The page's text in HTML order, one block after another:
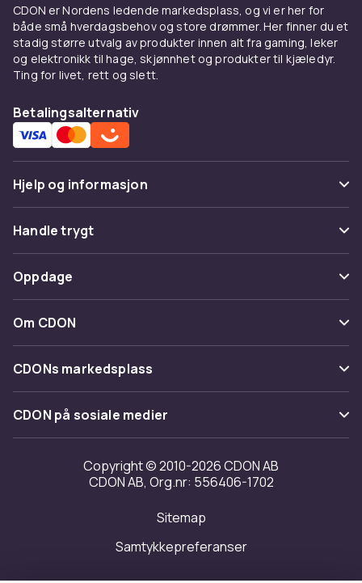
CDON er Nordens ledende markedsplass, og vi er her for
både små hverdagsbehov og store drømmer. Her finner du et
stadig større utvalg av produkter innen alt fra gaming, leker
og elektronikk til hage, skjønnhet og produkter til kjæledyr.
Ting for livet, rett og slett.
Betalingsalternativ
Hjelp og informasjon
Vanlige spørsmål
Spor pakke
Angre & returner her
Kontakt oss
Handle trygt
Betaling
Levering
Tilbakekallinger
Oppdage
Kategorier
Varemerker
Om CDON
Om oss
Kundeanmeldelser
Jobbe på CDON
Investor relations
Tilgjengelighet
CDONs markedsplass
Merchant Help Center
CDON på sosiale medier
Copyright © 2010-2026 CDON AB
CDON AB, Org.nr: 556406-1702
Sitemap
Samtykkepreferanser